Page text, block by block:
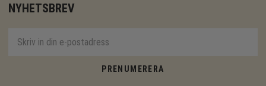
NYHETSBREV
PRENUMERERA